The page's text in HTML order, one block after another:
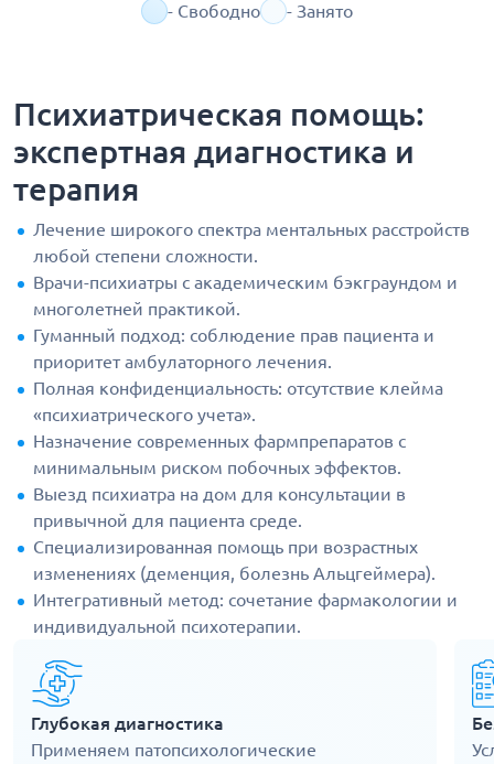
- Свободно - Занято
Психиатрическая помощь:
экспертная диагностика и
терапия
Лечение широкого спектра ментальных расстройств
любой степени сложности.
Врачи-психиатры с академическим бэкграундом и
многолетней практикой.
Гуманный подход: соблюдение прав пациента и
приоритет амбулаторного лечения.
Полная конфиденциальность: отсутствие клейма
«психиатрического учета».
Назначение современных фармпрепаратов с
минимальным риском побочных эффектов.
Выезд психиатра на дом для консультации в
привычной для пациента среде.
Специализированная помощь при возрастных
изменениях (деменция, болезнь Альцгеймера).
Интегративный метод: сочетание фармакологии и
индивидуальной психотерапии.
Глубокая диагностика
Применяем патопсихологические